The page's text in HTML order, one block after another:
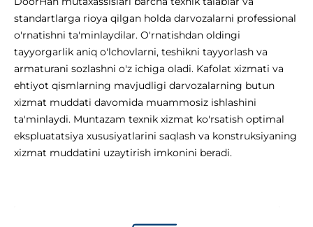
standartlarga rioya qilgan holda darvozalarni professional
o'rnatishni ta'minlaydilar. O'rnatishdan oldingi
tayyorgarlik aniq o'lchovlarni, teshikni tayyorlash va
armaturani sozlashni o'z ichiga oladi. Kafolat xizmati va
ehtiyot qismlarning mavjudligi darvozalarning butun
xizmat muddati davomida muammosiz ishlashini
ta'minlaydi. Muntazam texnik xizmat ko'rsatish optimal
ekspluatatsiya xususiyatlarini saqlash va konstruksiyaning
xizmat muddatini uzaytirish imkonini beradi.